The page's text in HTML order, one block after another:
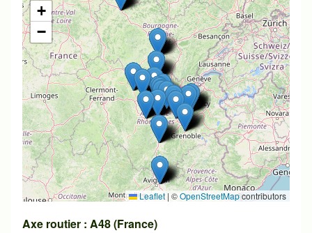
+
−
Leaflet | ©OpenStreetMapcontributors
Axe routier : A48 (France)